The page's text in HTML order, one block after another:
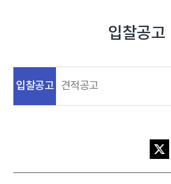
입찰공고
입찰공고 견적공고